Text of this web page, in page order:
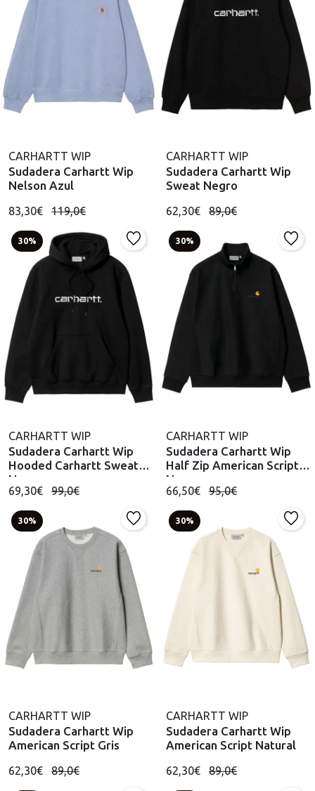
CARHARTT WIP
Sudadera Carhartt Wip
Nelson Azul
83,30€ 119,0€
CARHARTT WIP
Sudadera Carhartt Wip
Sweat Negro
62,30€ 89,0€
30%
CARHARTT WIP
Sudadera Carhartt Wip
Hooded Carhartt Sweat
Negro
69,30€ 99,0€
30%
CARHARTT WIP
Sudadera Carhartt Wip
Half Zip American Script
Negro
66,50€ 95,0€
30%
CARHARTT WIP
Sudadera Carhartt Wip
American Script Gris
62,30€ 89,0€
30%
CARHARTT WIP
Sudadera Carhartt Wip
American Script Natural
62,30€ 89,0€